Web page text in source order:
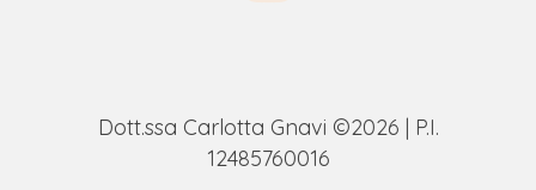
Dott.ssa Carlotta Gnavi ©2026 | P.I.
12485760016